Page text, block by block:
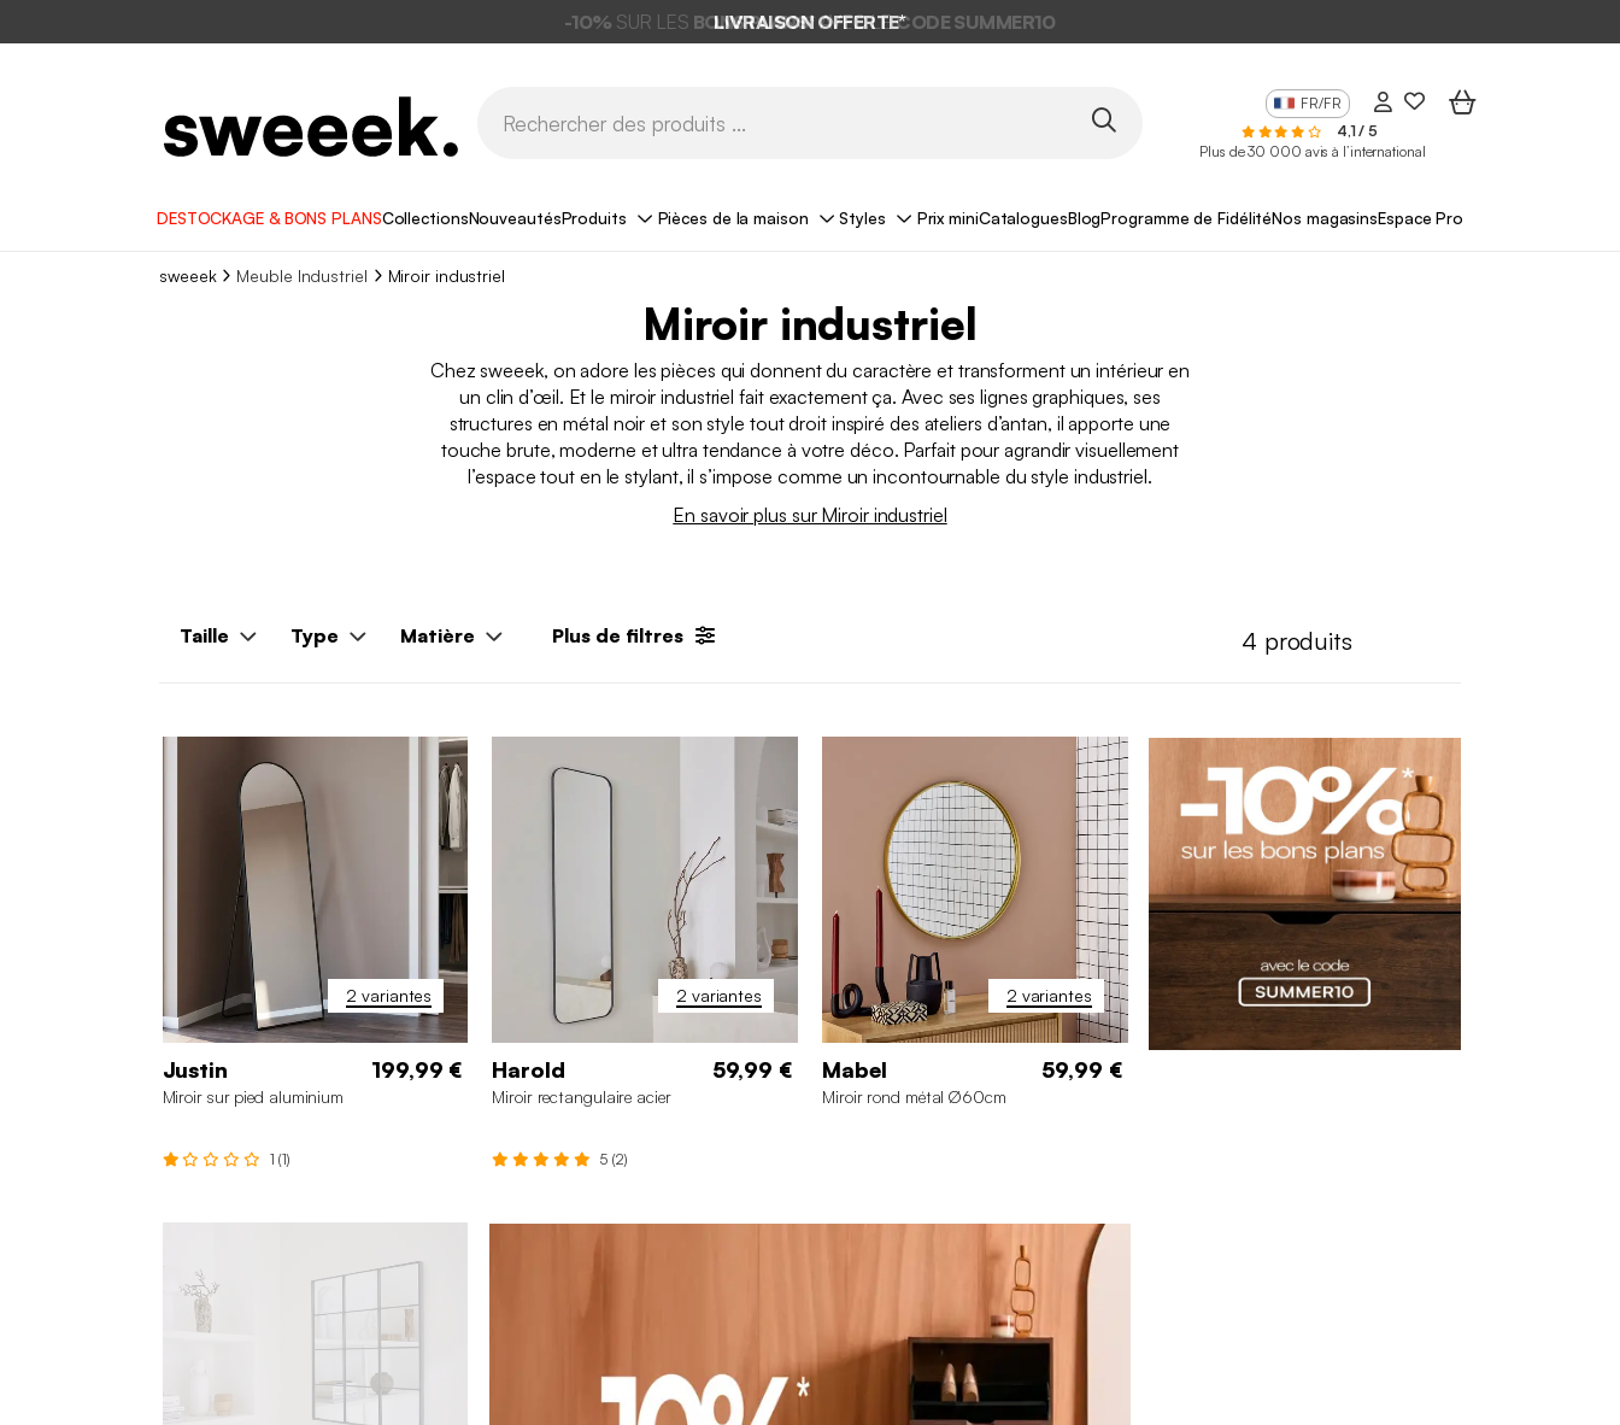
LIVRAISON OFFERTE*
FR/FR
4,1 / 5
Plus de 30 000 avis à l’international
DESTOCKAGE & BONS PLANSCollectionsNouveautésProduits Pièces de la maison Styles Prix miniCataloguesBlogProgramme de FidélitéNos magasinsEspace Pro
sweeek Meuble Industriel Miroir industriel
Miroir industriel
Chez sweeek, on adore les pièces qui donnent du caractère et transforment un intérieur en
un clin d’œil. Et le miroir industriel fait exactement ça. Avec ses lignes graphiques, ses
structures en métal noir et son style tout droit inspiré des ateliers d’antan, il apporte une
touche brute, moderne et ultra tendance à votre déco. Parfait pour agrandir visuellement
l’espace tout en le stylant, il s’impose comme un incontournable du style industriel.
En savoir plus sur Miroir industriel
Taille Type Matière Plus de filtres 4 produits
200 x 80 cm 165 x 60 cm
2 variantes
Justin 199,99 €
Miroir sur pied aluminium
1 (1)
2 variantes
Harold 59,99 €
Miroir rectangulaire acier
5 (2)
2 variantes
Mabel 59,99 €
Miroir rond métal Ø60cm